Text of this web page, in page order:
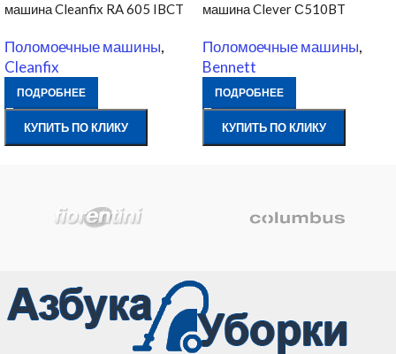
машина Cleanfix RA 605 IBCT
Поломоечные машины,
Cleanfix
ПОДРОБНЕЕ
КУПИТЬ ПО КЛИКУ
машина Clever С510BT
Поломоечные машины,
Bennett
ПОДРОБНЕЕ
КУПИТЬ ПО КЛИКУ